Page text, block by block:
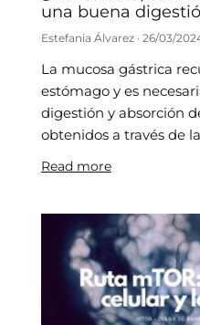
una buena
Estefania Álvarez 26/03/
La mucosa gástrica
estómago y es
digestión y absorción
obtenidos a través de la
Read more